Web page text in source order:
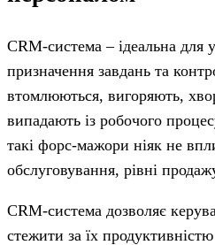
CRM-система – ідеальна для
призначення завдань та
втомлюються, вигоряють,
випадають із робочого
такі форс-мажори ніяк не
обслуговування, рівні
CRM-система дозволяє
стежити за їх